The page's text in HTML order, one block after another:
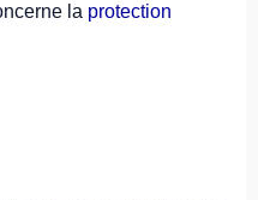
la protection